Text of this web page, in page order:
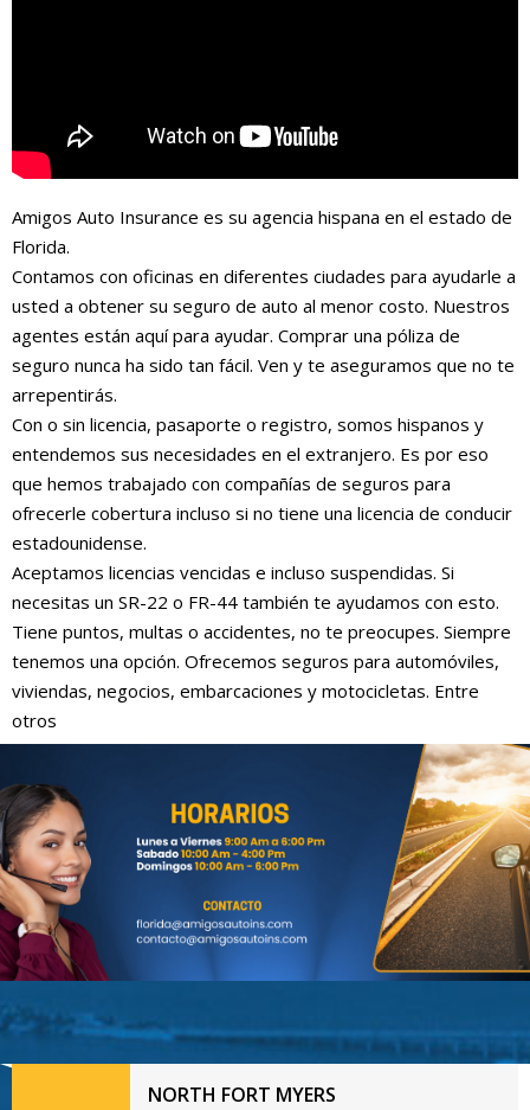
Amigos Auto Insurance es su agencia hispana en el estado de
Florida.
Contamos con oficinas en diferentes ciudades para ayudarle a
usted a obtener su seguro de auto al menor costo. Nuestros
agentes están aquí para ayudar. Comprar una póliza de
seguro nunca ha sido tan fácil. Ven y te aseguramos que no te
arrepentirás.
Con o sin licencia, pasaporte o registro, somos hispanos y
entendemos sus necesidades en el extranjero. Es por eso
que hemos trabajado con compañías de seguros para
ofrecerle cobertura incluso si no tiene una licencia de conducir
estadounidense.
Aceptamos licencias vencidas e incluso suspendidas. Si
necesitas un SR-22 o FR-44 también te ayudamos con esto.
Tiene puntos, multas o accidentes, no te preocupes. Siempre
tenemos una opción. Ofrecemos seguros para automóviles,
viviendas, negocios, embarcaciones y motocicletas. Entre
otros
NORTH FORT MYERS